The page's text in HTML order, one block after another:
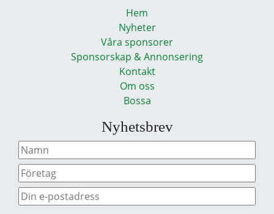
Hem
Nyheter
Våra sponsorer
Sponsorskap & Annonsering
Kontakt
Om oss
Bossa
Nyhetsbrev